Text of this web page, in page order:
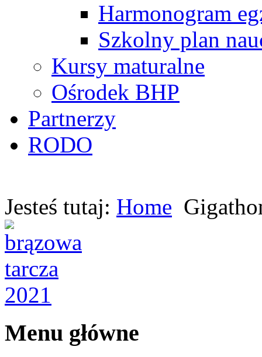
Harmonogram
Szkolny plan
Kursy maturalne
Ośrodek BHP
Partnerzy
RODO
Jesteś tutaj: Home
Menu główne